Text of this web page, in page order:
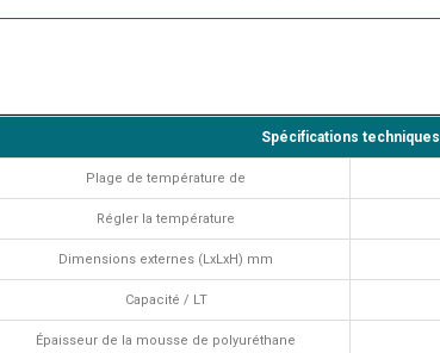
Spécifications techniques
Plage de température de
Régler la température
Dimensions externes (LxLxH) mm
Capacité / LT
Épaisseur de la mousse de polyuréthane